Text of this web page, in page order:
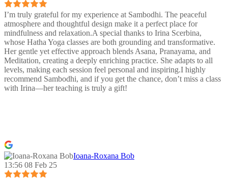
I’m truly grateful for my experience at Sambodhi. The peaceful
atmosphere and thoughtful design make it a perfect place for
mindfulness and relaxation.A special thanks to Irina Scerbina,
whose Hatha Yoga classes are both grounding and transformative.
Her gentle yet effective approach blends Asana, Pranayama, and
Meditation, creating a deeply enriching practice. She adapts to all
levels, making each session feel personal and inspiring.I highly
recommend Sambodhi, and if you get the chance, don’t miss a class
with Irina—her teaching is truly a gift!
Ioana-Roxana Bob
13:56 08 Feb 25